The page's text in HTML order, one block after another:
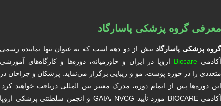
معرفی گروه پزشکی پاسارگاد
گروه پزشکی پاسارگادبیش از دو دهه است که به عنوان تنها نماینده رسمی
آکادمی Biocare اروپا در ایران و خاورمیانه، دوره‌ها و کارگاه‌های آموزشی
متعددی را در حوزه پوست، مو و زیبایی برگزار می‌نماید. پزشکان و جراحان در
این دوره‌ها پس از اتمام دوره، مدرک معتبر بین المللی دریافت خواهند کرد.
آکادمی BIOCARE مورد تأیید GAIA، NVCG و انجمن سلطنتی پزشکی اروپا